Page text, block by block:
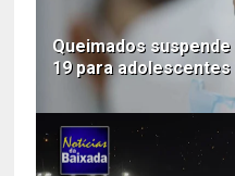
Queimados
19 para